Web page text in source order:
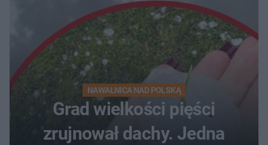
NAWAŁNICA NAD POLSKĄ
Grad wielkości pięści
zrujnował dachy. Jedna